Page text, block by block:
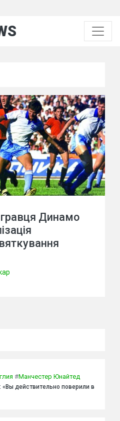
Динамо
#Манчестер Юнайтед
действительно поверили в